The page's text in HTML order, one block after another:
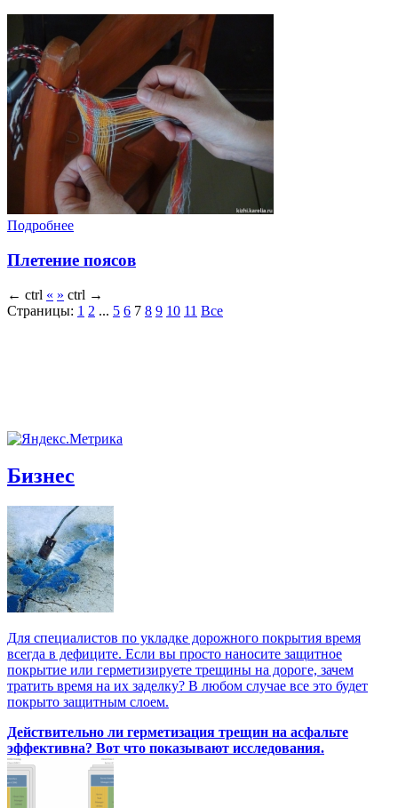
Подробнее
Плетение поясов
← ctrl « » ctrl →
Страницы: 1 2 ... 5 6 7 8 9 10 11 Все
Бизнес
Для специалистов по укладке дорожного покрытия время
всегда в дефиците. Если вы просто наносите защитное
покрытие или герметизируете трещины на дороге, зачем
тратить время на их заделку? В любом случае все это будет
покрыто защитным слоем.
Действительно ли герметизация трещин на асфальте
эффективна? Вот что показывают исследования.